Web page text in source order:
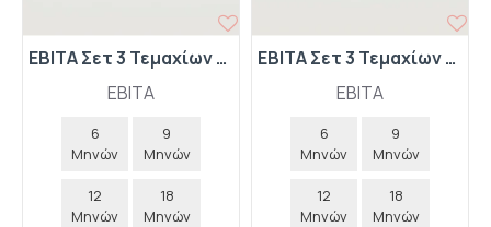
EBITA
EBITA Σετ 3 Τεμαχίων Μπλούζα-Κολάν-Κορδέλα "Best Friends" 267515 Ροζ
6
Μηνών
9
Μηνών
12
Μηνών
18
Μηνών
EBITA
EBITA Σετ 3 Τεμαχίων Μπλούζα-Κολάν-Κορδέλα "Best Friends" 267515 Λευκό
6
Μηνών
9
Μηνών
12
Μηνών
18
Μηνών